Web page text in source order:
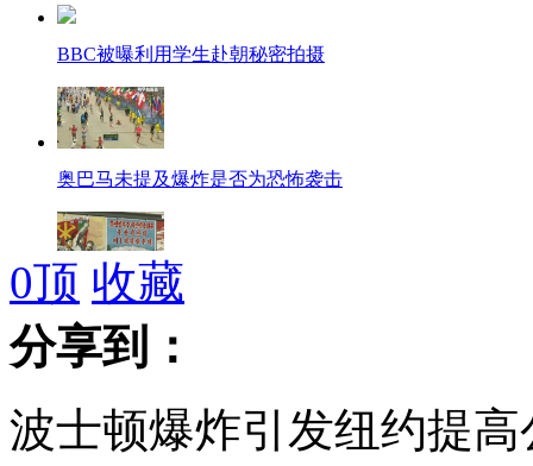
BBC被曝利用学生赴朝秘密拍摄
奥巴马未提及爆炸是否为恐怖袭击
朝鲜向韩反朝活动发出最后通牒
波士顿一天发生三起爆炸 奥巴马誓严惩凶手
0顶 收藏
分享到：
波士顿爆炸引发纽约提